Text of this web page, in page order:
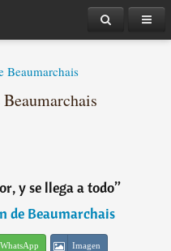
Beaumarchais
y se llega a todo”
de Beaumarchais
WhatsApp Imagen